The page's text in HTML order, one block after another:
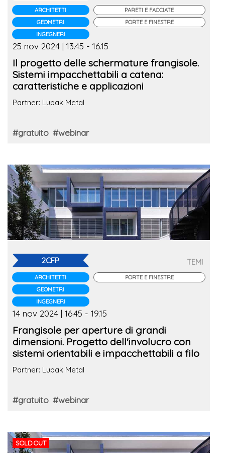
ARCHITETTI
GEOMETRI
INGEGNERI
PARETI E FACCIATE
PORTE E FINESTRE
25 nov 2024 | 13.45 - 16.15
Il progetto delle schermature frangisole.
Sistemi impacchettabili a catena:
caratteristiche e applicazioni
Partner: Lupak Metal
#gratuito #webinar
2CFP
ARCHITETTI
GEOMETRI
INGEGNERI
TEMI
PORTE E FINESTRE
14 nov 2024 | 16.45 - 19.15
Frangisole per aperture di grandi
dimensioni. Progetto dell'involucro con
sistemi orientabili e impacchettabili a filo
Partner: Lupak Metal
#gratuito #webinar
SOLD OUT